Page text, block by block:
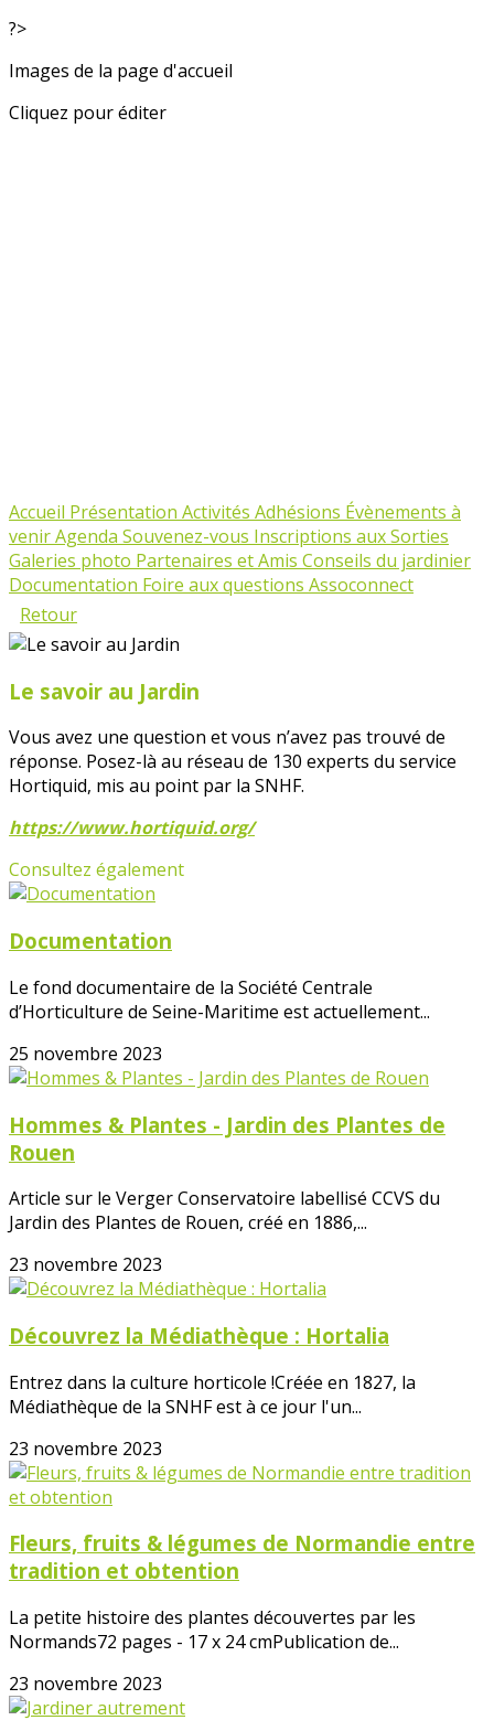
?>
Images de la page d'accueil
Cliquez pour éditer
Accueil Présentation Activités Adhésions Évènements à
venirAgenda Souvenez-vous Inscriptions aux Sorties
Galeries photo Partenaires et Amis Conseils du jardinier
Documentation Foire aux questions Assoconnect
Retour
Le savoir au Jardin
Vous avez une question et vous n’avez pas trouvé de
réponse. Posez-là au réseau de 130 experts du service
Hortiquid, mis au point par la SNHF.
https://www.hortiquid.org/
Consultez également
Documentation
Le fond documentaire de la Société Centrale
d’Horticulture de Seine-Maritime est actuellement...
25 novembre 2023
Hommes & Plantes - Jardin des Plantes de
Rouen
Article sur le Verger Conservatoire labellisé CCVS du
Jardin des Plantes de Rouen, créé en 1886,...
23 novembre 2023
Découvrez la Médiathèque : Hortalia
Entrez dans la culture horticole !Créée en 1827, la
Médiathèque de la SNHF est à ce jour l'un...
23 novembre 2023
Fleurs, fruits & légumes de Normandie entre
tradition et obtention
La petite histoire des plantes découvertes par les
Normands72 pages - 17 x 24 cmPublication de...
23 novembre 2023